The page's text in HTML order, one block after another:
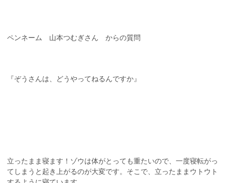
ペンネーム 山本つむぎさん からの質問
『ぞうさんは、どうやってねるんですか』
立ったまま寝ます！ゾウは体がとっても重たいので、一度寝転がっ
てしまうと起き上がるのが大変です。そこで、立ったままウトウト